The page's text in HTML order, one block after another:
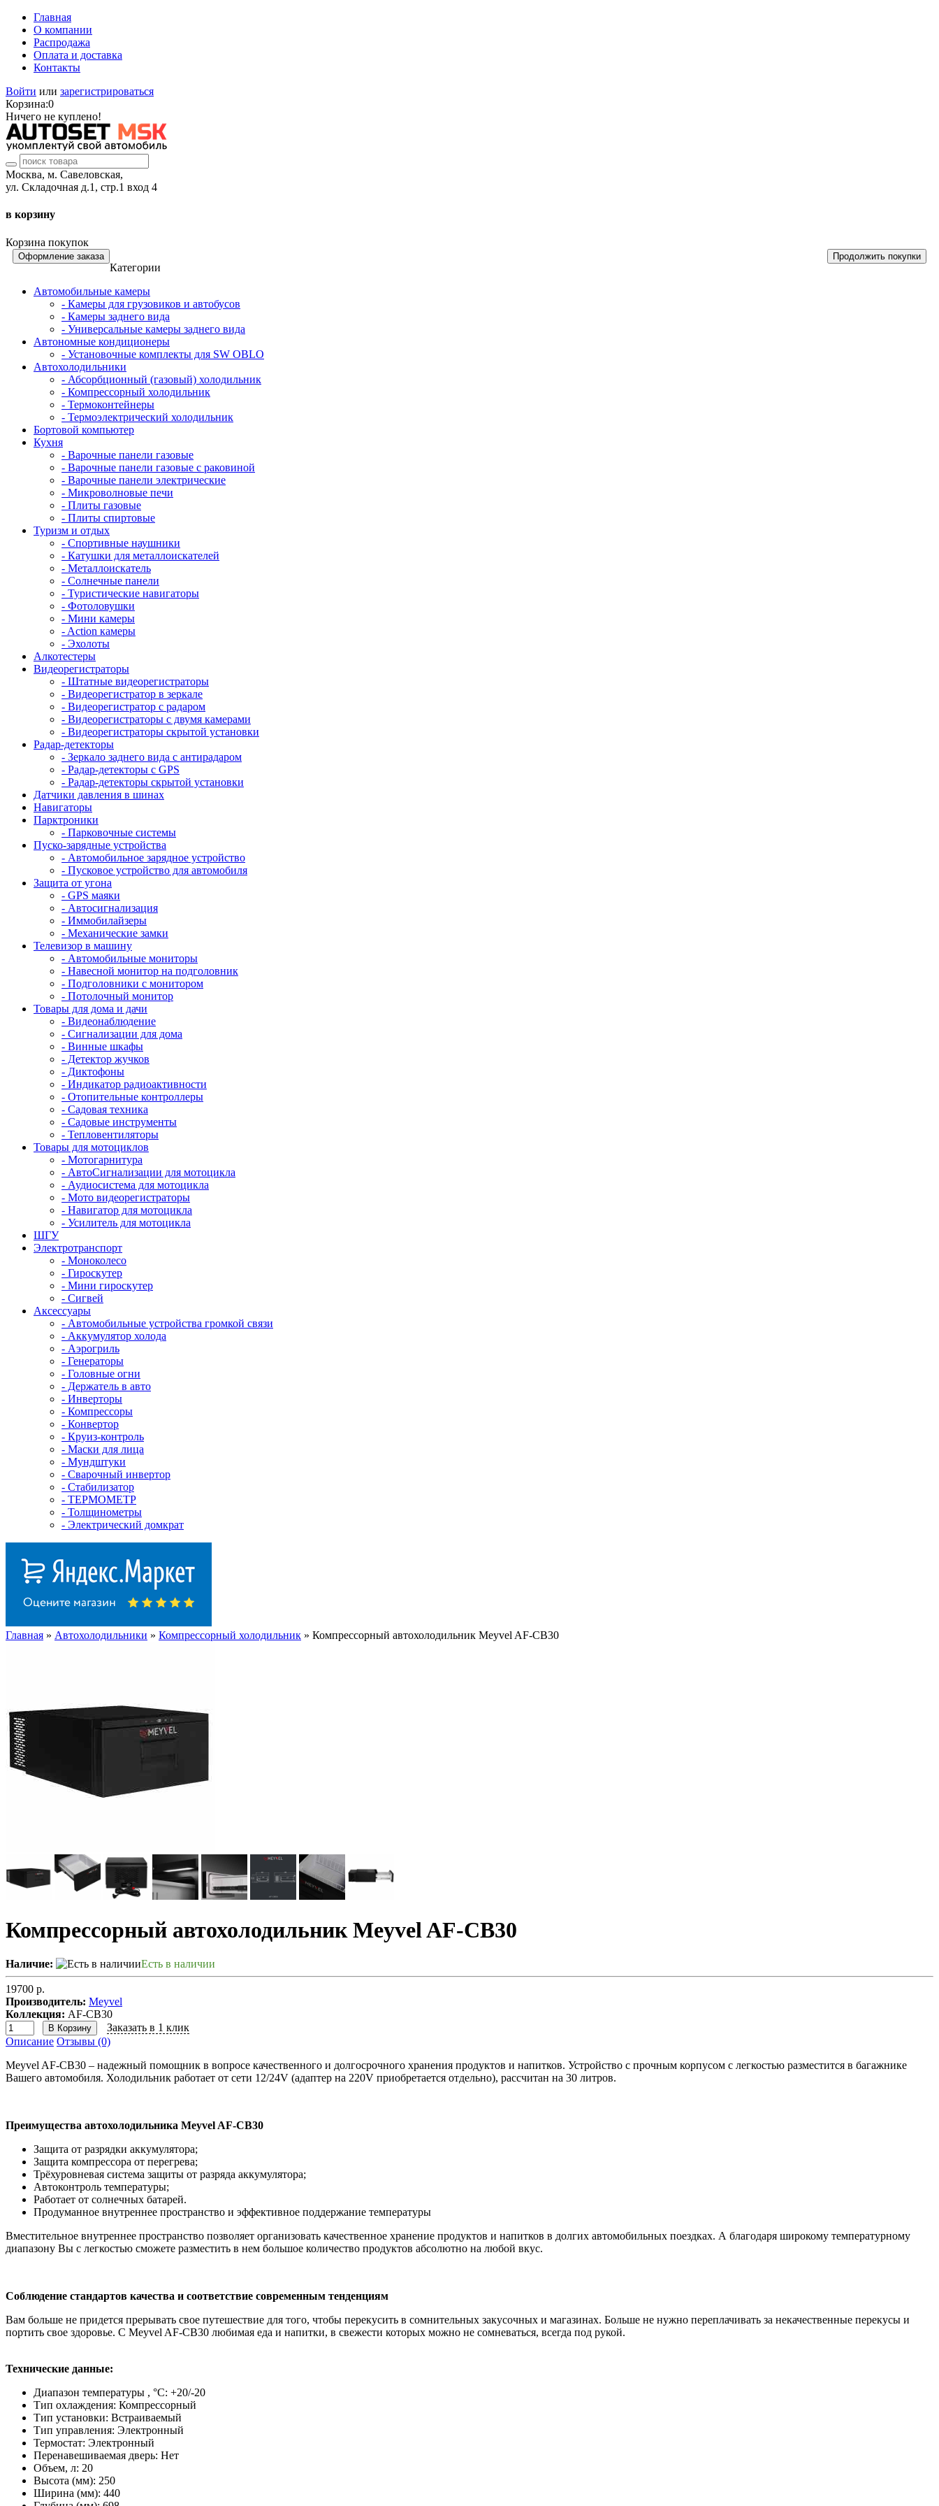
Главная
О компании
Распродажа
Оплата и доставка
Контакты
Войти или зарегистрироваться
Корзина:0
Ничего не куплено!
Москва, м. Савеловская,
ул. Складочная д.1, стр.1 вход 4
в корзину
Корзина покупок
Оформление заказа Продолжить покупки
Категории
Автомобильные камеры
- Камеры для грузовиков и автобусов
- Камеры заднего вида
- Универсальные камеры заднего вида
Автономные кондиционеры
- Установочные комплекты для SW OBLO
Автохолодильники
- Абсорбционный (газовый) холодильник
- Компрессорный холодильник
- Термоконтейнеры
- Термоэлектрический холодильник
Бортовой компьютер
Кухня
- Варочные панели газовые
- Варочные панели газовые с раковиной
- Варочные панели электрические
- Микроволновые печи
- Плиты газовые
- Плиты спиртовые
Туризм и отдых
- Cпортивные наушники
- Катушки для металлоискателей
- Металлоискатель
- Солнечные панели
- Туристические навигаторы
- Фотоловушки
- Мини камеры
- Action камеры
- Эхолоты
Алкотестеры
Видеорегистраторы
- Штатные видеорегистраторы
- Видеорегистратор в зеркале
- Видеорегистратор с радаром
- Видеорегистраторы с двумя камерами
- Видеорегистраторы скрытой установки
Радар-детекторы
- Зеркало заднего вида с антирадаром
- Радар-детекторы с GPS
- Радар-детекторы скрытой установки
Датчики давления в шинах
Навигаторы
Парктроники
- Парковочные системы
Пуско-зарядные устройства
- Автомобильное зарядное устройство
- Пусковое устройство для автомобиля
Защита от угона
- GPS маяки
- Автосигнализация
- Иммобилайзеры
- Механические замки
Телевизор в машину
- Автомобильные мониторы
- Навесной монитор на подголовник
- Подголовники с монитором
- Потолочный монитор
Товары для дома и дачи
- Видеонаблюдение
- Сигнализации для дома
- Винные шкафы
- Детектор жучков
- Диктофоны
- Индикатор радиоактивности
- Отопительные контроллеры
- Садовая техника
- Садовые инструменты
- Тепловентиляторы
Товары для мотоциклов
- Mотогарнитура
- АвтоСигнализации для мотоцикла
- Аудиосистема для мотоцикла
- Мото видеорегистраторы
- Навигатор для мотоцикла
- Усилитель для мотоцикла
ШГУ
Электротранспорт
- Mоноколесо
- Гироскутер
- Мини гироскутер
- Сигвей
Аксессуары
- Автомобильные устройства громкой связи
- Аккумулятор холода
- Аэрогриль
- Генераторы
- Головные огни
- Держатель в авто
- Инверторы
- Компрессоры
- Конвертор
- Круиз-контроль
- Маски для лица
- Мундштуки
- Сварочный инвертор
- Стабилизатор
- ТЕРМОМЕТР
- Толщинометры
- Электрический домкрат
Главная » Автохолодильники » Компрессорный холодильник » Компрессорный автохолодильник Meyvel AF-CB30
Компрессорный автохолодильник Meyvel AF-CB30
Наличие: Есть в наличии
19700 р.
Производитель: Meyvel
Коллекция: AF-CB30
В Корзину
Заказать в 1 клик
Описание Отзывы (0)
Meyvel AF-CB30 – надежный помощник в вопросе качественного и долгосрочного хранения продуктов и напитков. Устройство с прочным корпусом с легкостью разместится в багажнике
Вашего автомобиля. Холодильник работает от сети 12/24V (адаптер на 220V приобретается отдельно), рассчитан на 30 литров.
Преимущества автохолодильника Meyvel AF-CB30
Защита от разрядки аккумулятора;
Защита компрессора от перегрева;
Трёхуровневая система защиты от разряда аккумулятора;
Автоконтроль температуры;
Работает от солнечных батарей.
Продуманное внутреннее пространство и эффективное поддержание температуры
Вместительное внутреннее пространство позволяет организовать качественное хранение продуктов и напитков в долгих автомобильных поездках. А благодаря широкому температурному
диапазону Вы с легкостью сможете разместить в нем большое количество продуктов абсолютно на любой вкус.
Соблюдение стандартов качества и соответствие современным тенденциям
Вам больше не придется прерывать свое путешествие для того, чтобы перекусить в сомнительных закусочных и магазинах. Больше не нужно переплачивать за некачественные перекусы и
портить свое здоровье. С Meyvel AF-CB30 любимая еда и напитки, в свежести которых можно не сомневаться, всегда под рукой.
Технические данные:
Диапазон температуры , °C: +20/-20
Тип охлаждения: Компрессорный
Тип установки: Встраиваемый
Тип управления: Электронный
Термостат: Электронный
Перенавешиваемая дверь: Нет
Объем, л: 20
Высота (мм): 250
Ширина (мм): 440